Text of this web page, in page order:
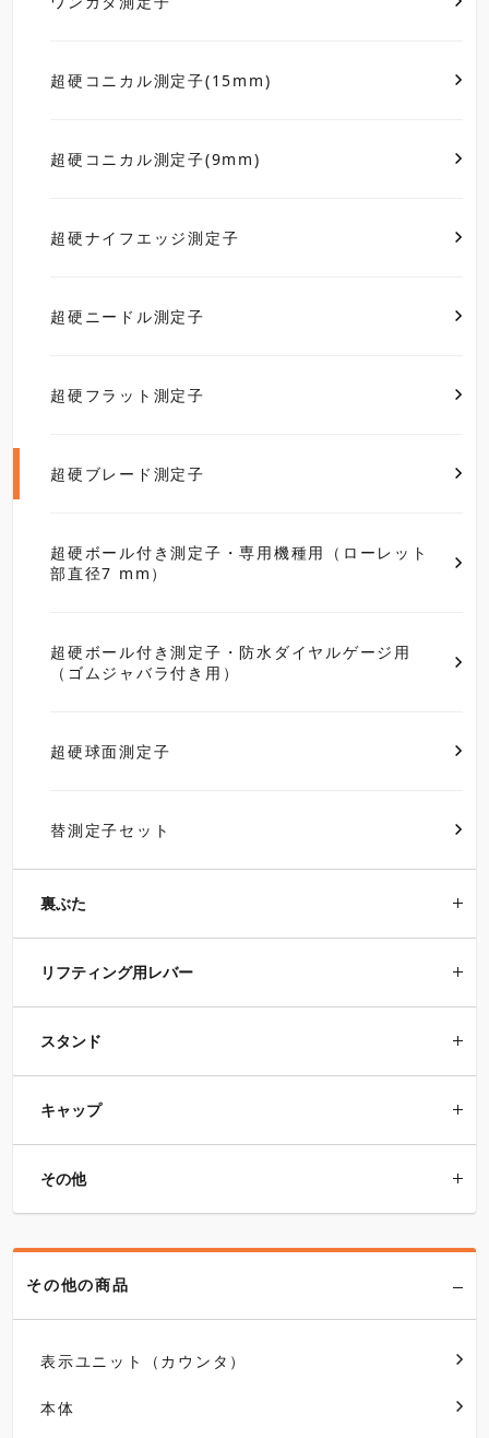
超硬コニカル測定子(15mm)
超硬コニカル測定子(9mm)
超硬ナイフエッジ測定子
超硬ニードル測定子
超硬フラット測定子
超硬ブレード測定子
超硬ボール付き測定子・専用機種用（ローレット
部直径7 mm）
超硬ボール付き測定子・防水ダイヤルゲージ用
（ゴムジャバラ付き用）
超硬球面測定子
替測定子セット
裏ぶた
リフティング用レバー
スタンド
キャップ
その他
その他の商品
表示ユニット（カウンタ）
本体